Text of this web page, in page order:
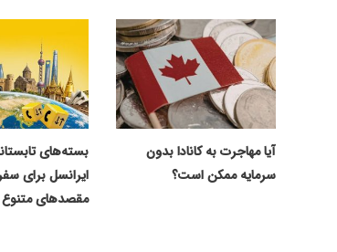
آیا مهاجرت به کانادا بدون
سرمایه ممکن است؟
بسته‌های
ایرانسل برای
مقصدهای متنوع